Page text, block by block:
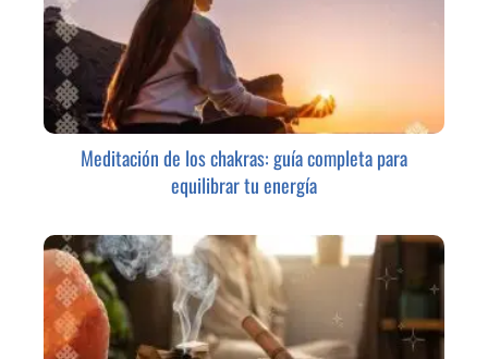
Meditación de los chakras: guía completa para
equilibrar tu energía